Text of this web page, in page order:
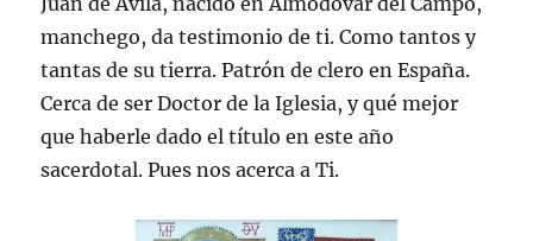
manchego, da testimonio de ti. Como tantos y
tantas de su tierra. Patrón de clero en España.
Cerca de ser Doctor de la Iglesia, y qué mejor
que haberle dado el título en este año
sacerdotal. Pues nos acerca a Ti.